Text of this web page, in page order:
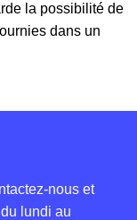
la possibilité de
dans un
nous et
lundi au